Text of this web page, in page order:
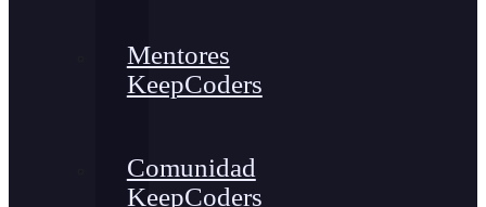
Mentores
KeepCoders
Comunidad
KeepCoders